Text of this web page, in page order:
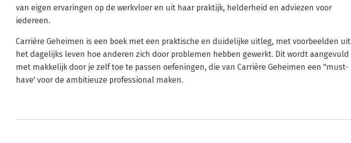
van eigen ervaringen op de werkvloer en uit haar praktijk, helderheid en adviezen voor
iedereen.
Carrière Geheimen is een boek met een praktische en duidelijke uitleg, met voorbeelden uit
het dagelijks leven hoe anderen zich door problemen hebben gewerkt. Dit wordt aangevuld
met makkelijk door je zelf toe te passen oefeningen, die van Carrière Geheimen een "must-
have' voor de ambitieuze professional maken.